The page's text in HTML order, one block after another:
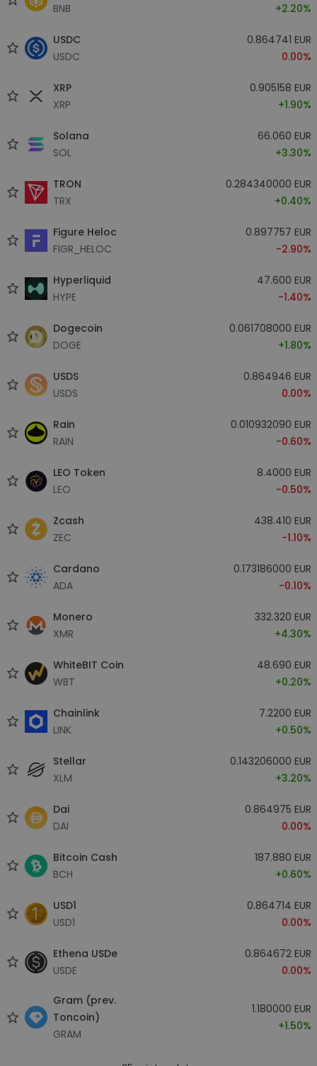
BNB
+2.20%
USDC
USDC
0.864741 EUR
0.00%
XRP
XRP
0.905158 EUR
+1.90%
Solana
SOL
66.060 EUR
+3.30%
TRON
TRX
0.284340000 EUR
+0.40%
Figure Heloc
FIGR_HELOC
0.897757 EUR
-2.90%
Hyperliquid
HYPE
47.600 EUR
-1.40%
Dogecoin
DOGE
0.061708000 EUR
+1.80%
USDS
USDS
0.864946 EUR
0.00%
Rain
RAIN
0.010932090 EUR
-0.60%
LEO Token
LEO
8.4000 EUR
-0.50%
Zcash
ZEC
438.410 EUR
-1.10%
Cardano
ADA
0.173186000 EUR
-0.10%
Monero
XMR
332.320 EUR
+4.30%
WhiteBIT Coin
WBT
48.690 EUR
+0.20%
Chainlink
LINK
7.2200 EUR
+0.50%
Stellar
XLM
0.143206000 EUR
+3.20%
Dai
DAI
0.864975 EUR
0.00%
Bitcoin Cash
BCH
187.880 EUR
+0.60%
USD1
USD1
0.864714 EUR
0.00%
Ethena USDe
USDE
0.864672 EUR
0.00%
Gram (prev.
Toncoin)
GRAM
1.180000 EUR
+1.50%